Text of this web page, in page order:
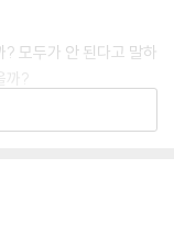
모두가 안 된다고 말하
까?
의 역사를 써 내려간 엔
3년간 젠슨 황을 밀착